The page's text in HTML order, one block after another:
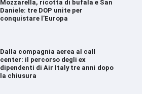
Mozzarella, ricotta di bufala e San
Daniele: tre DOP unite per
conquistare l’Europa
Dalla compagnia aerea al call
center: il percorso degli ex
dipendenti di Air Italy tre anni dopo
la chiusura